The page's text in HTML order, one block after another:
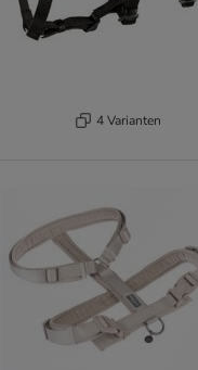
4 Varianten